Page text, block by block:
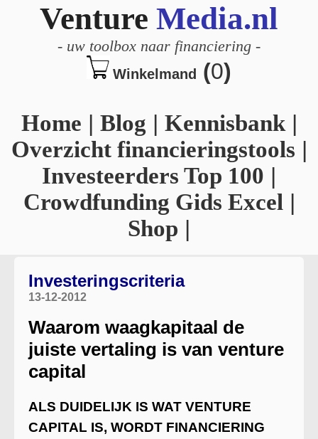
Venture Media.nl
- uw toolbox naar financiering -
Winkelmand (0)
Home | Blog | Kennisbank|
Overzicht financieringstools |
Investeerders Top 100 |
Crowdfunding Gids Excel |
Shop |
Investeringscriteria
13-12-2012
Waarom waagkapitaal de
juiste vertaling is van venture
capital
ALS DUIDELIJK IS WAT VENTURE
CAPITAL IS, WORDT FINANCIERING